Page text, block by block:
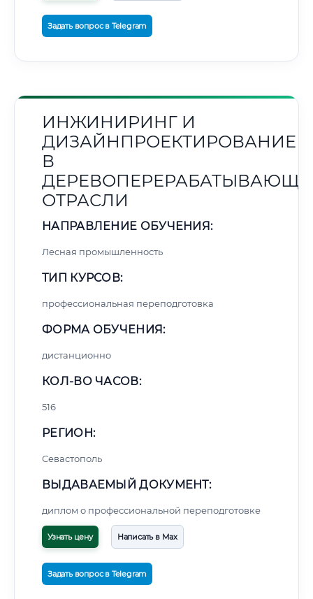
Задать вопрос в Telegram
ИНЖИНИРИНГ И
ДИЗАЙНПРОЕКТИРОВАНИЕ
В
ОТРАСЛИ
НАПРАВЛЕНИЕ ОБУЧЕНИЯ:
Лесная промышленность
ТИП КУРСОВ:
профессиональная переподготовка
ФОРМА ОБУЧЕНИЯ:
дистанционно
КОЛ-ВО ЧАСОВ:
516
РЕГИОН:
Севастополь
ВЫДАВАЕМЫЙ ДОКУМЕНТ:
диплом о профессиональной переподготовке
Узнать цену Написать в Max
Задать вопрос в Telegram